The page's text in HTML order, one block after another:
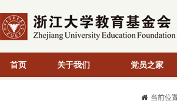
首页 关于我们 党员之家
当前位